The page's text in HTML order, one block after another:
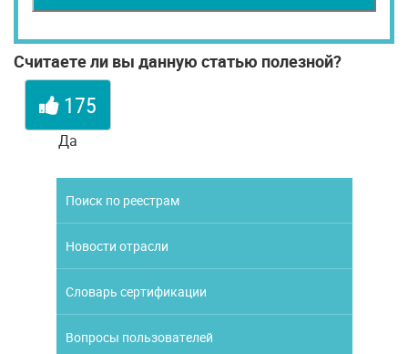
Считаете ли вы данную статью полезной?
175
Да
Поиск по реестрам
Новости отрасли
Словарь сертификации
Вопросы пользователей